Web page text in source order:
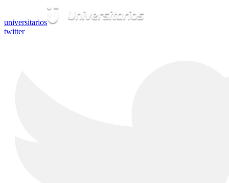
universitarios
twitter